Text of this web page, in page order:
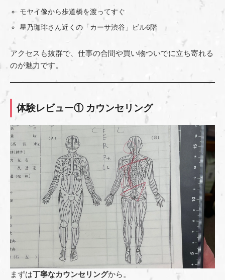
モヤイ像から歩道橋を渡ってすぐ
星乃珈琲さん近くの「カーサ渋谷」ビル6階
アクセスも抜群で、仕事の合間や買い物ついでに立ち寄れる
のが魅力です。
体験レビュー① カウンセリング
まずは丁寧なカウンセリングから。